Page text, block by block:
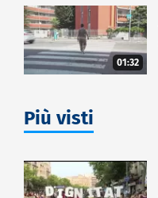
01:32
Più visti